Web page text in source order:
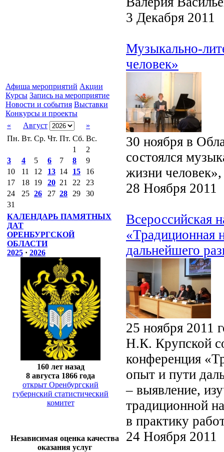
Афиша мероприятий Акции
Курсы Запись на мероприятие
Новости и события Выставки
Конкурсы и проекты
«
Август
»
Пн. Вт. Ср. Чт. Пт. Сб. Вс.
1
2
3
4 5 6 7 8
9
10
11 12 13 14 15
16
17
18 19 20 21 22
23
24
25 26 27 28 29
30
31
КАЛЕНДАРЬ ПАМЯТНЫХ
ДАТ
ОРЕНБУРГСКОЙ
ОБЛАСТИ
2025 · 2026
160 лет назад
8 августа 1866 года
открыт Оренбургский
губернский статистический
комитет
Независимая оценка качества
оказания услуг
3 Декабря 2011
Музыкально-
человек»
30 ноября в
состоялся
жизни
28 Ноября 2011
Всероссийская
«Традиционная
дальнейшего
25 ноября 2011
Н.К. Крупской
конференция
опыт и пути
– выявление,
традиционной
в практику
24 Ноября 2011